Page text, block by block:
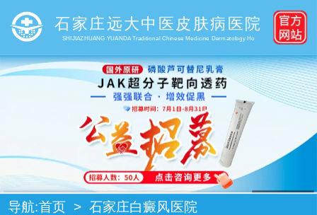
石家庄远大中医皮肤病医院
SHIJIAZHUANG YUANDA Traditional Chinese Medicine Dermatology Ho
导航:首页 > 石家庄白癜风医院